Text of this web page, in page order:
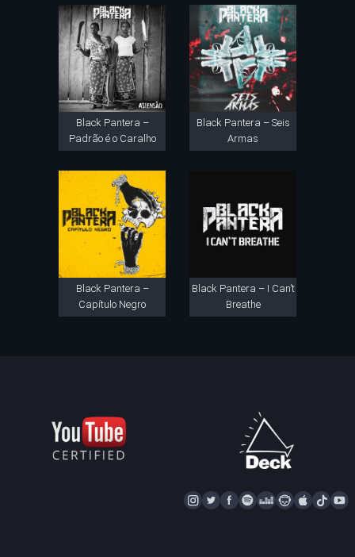
Black Pantera –
Padrão é o Caralho
Black Pantera – Seis
Armas
Black Pantera –
Capítulo Negro
Black Pantera – I Can’t
Breathe
I
N
T
W
F
A
S
P
D
E
N
A
A
P
T